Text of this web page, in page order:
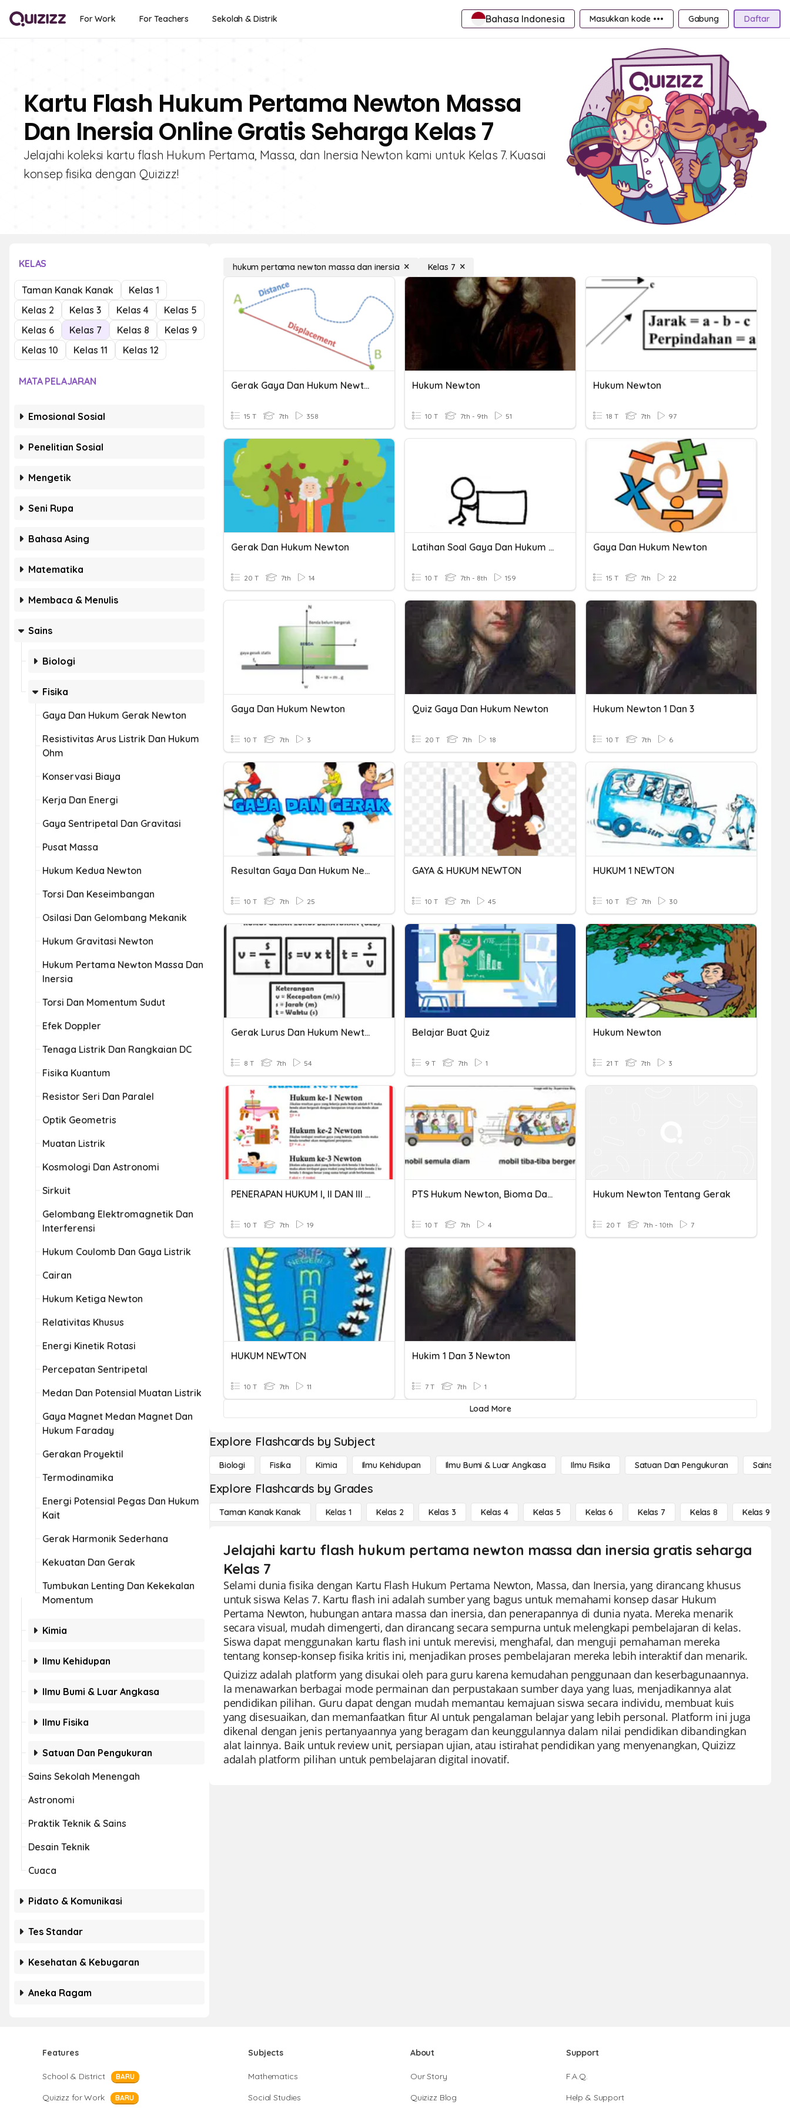
For Work For Teachers Sekolah & Distrik Bahasa Indonesia Masukkan kode ••• Gabung Daftar
Kartu Flash Hukum Pertama Newton Massa
Dan Inersia Online Gratis Seharga Kelas 7
Jelajahi koleksi kartu flash Hukum Pertama, Massa, dan Inersia Newton kami untuk Kelas 7. Kuasai
konsep fisika dengan Quizizz!
KELAS
Taman Kanak Kanak
Kelas 1
Kelas 2
Kelas 3 Kelas 4
Kelas 5
Kelas 6
Kelas 7 Kelas 8
Kelas 9
Kelas 10
Kelas 11 Kelas 12
MATA PELAJARAN
Emosional Sosial
Penelitian Sosial
Mengetik
Seni Rupa
Bahasa Asing
Matematika
Membaca & Menulis
Sains
Biologi
Fisika
Gaya Dan Hukum Gerak Newton
Resistivitas Arus Listrik Dan Hukum
Ohm
Konservasi Biaya
Kerja Dan Energi
Gaya Sentripetal Dan Gravitasi
Pusat Massa
Hukum Kedua Newton
Torsi Dan Keseimbangan
Osilasi Dan Gelombang Mekanik
Hukum Gravitasi Newton
Hukum Pertama Newton Massa Dan
Inersia
Torsi Dan Momentum Sudut
Efek Doppler
Tenaga Listrik Dan Rangkaian DC
Fisika Kuantum
Resistor Seri Dan Paralel
Optik Geometris
Muatan Listrik
Kosmologi Dan Astronomi
Sirkuit
Gelombang Elektromagnetik Dan
Interferensi
Hukum Coulomb Dan Gaya Listrik
Cairan
Hukum Ketiga Newton
Relativitas Khusus
Energi Kinetik Rotasi
Percepatan Sentripetal
Medan Dan Potensial Muatan Listrik
Gaya Magnet Medan Magnet Dan
Hukum Faraday
Gerakan Proyektil
Termodinamika
Energi Potensial Pegas Dan Hukum
Kait
Gerak Harmonik Sederhana
Kekuatan Dan Gerak
Tumbukan Lenting Dan Kekekalan
Momentum
Kimia
Ilmu Kehidupan
Ilmu Bumi & Luar Angkasa
Ilmu Fisika
Satuan Dan Pengukuran
Sains Sekolah Menengah
Astronomi
Praktik Teknik & Sains
Desain Teknik
Cuaca
Pidato & Komunikasi
Tes Standar
Kesehatan & Kebugaran
Aneka Ragam
hukum pertama newton massa dan inersia Kelas 7
Gerak Gaya Dan Hukum Newton
15 T 7th 358
Hukum Newton
10 T 7th - 9th 51
Hukum Newton
18 T 7th 97
Gerak Dan Hukum Newton
20 T 7th 14
Latihan Soal Gaya Dan Hukum Newton
10 T 7th - 8th 159
Gaya Dan Hukum Newton
15 T 7th 22
Gaya Dan Hukum Newton
10 T 7th 3
Quiz Gaya Dan Hukum Newton
20 T 7th 18
Hukum Newton 1 Dan 3
10 T 7th 6
Resultan Gaya Dan Hukum Newton
10 T 7th 25
GAYA & HUKUM NEWTON
10 T 7th 45
HUKUM 1 NEWTON
10 T 7th 30
Gerak Lurus Dan Hukum Newton
8 T 7th 54
Belajar Buat Quiz
9 T 7th 1
Hukum Newton
21 T 7th 3
PENERAPAN HUKUM I, II DAN III NEWTON
10 T 7th 19
PTS Hukum Newton, Bioma Dan Biotik
10 T 7th 4
Hukum Newton Tentang Gerak
20 T 7th - 10th 7
HUKUM NEWTON
10 T 7th 11
Hukim 1 Dan 3 Newton
7 T 7th 1
Load More
Explore Flashcards by Subject
Biologi Fisika Kimia Ilmu Kehidupan Ilmu Bumi & Luar Angkasa Ilmu Fisika Satuan Dan Pengukuran Sains
Explore Flashcards by Grades
Taman Kanak Kanak Kelas 1 Kelas 2 Kelas 3 Kelas 4 Kelas 5 Kelas 6 Kelas 7 Kelas 8 Kelas 9
Jelajahi kartu flash hukum pertama newton massa dan inersia gratis seharga
Kelas 7
Selami dunia fisika dengan Kartu Flash Hukum Pertama Newton, Massa, dan Inersia, yang dirancang khusus
untuk siswa Kelas 7. Kartu flash ini adalah sumber yang bagus untuk memahami konsep dasar Hukum
Pertama Newton, hubungan antara massa dan inersia, dan penerapannya di dunia nyata. Mereka menarik
secara visual, mudah dimengerti, dan dirancang secara sempurna untuk melengkapi pembelajaran di kelas.
Siswa dapat menggunakan kartu flash ini untuk merevisi, menghafal, dan menguji pemahaman mereka
tentang konsep-konsep fisika kritis ini, menjadikan proses pembelajaran mereka lebih interaktif dan menarik.
Quizizz adalah platform yang disukai oleh para guru karena kemudahan penggunaan dan keserbagunaannya.
Ia menawarkan berbagai mode permainan dan perpustakaan sumber daya yang luas, menjadikannya alat
pendidikan pilihan. Guru dapat dengan mudah memantau kemajuan siswa secara individu, membuat kuis
yang disesuaikan, dan memanfaatkan fitur AI untuk pengalaman belajar yang lebih personal. Platform ini juga
dikenal dengan jenis pertanyaannya yang beragam dan keunggulannya dalam nilai pendidikan dibandingkan
alat lainnya. Baik untuk review unit, persiapan ujian, atau istirahat pendidikan yang menyenangkan, Quizizz
adalah platform pilihan untuk pembelajaran digital inovatif.
Features
School & District BARU
Quizizz for Work BARU
Subjects
Mathematics
Social Studies
About
Our Story
Quizizz Blog
Support
F.A.Q.
Help & Support